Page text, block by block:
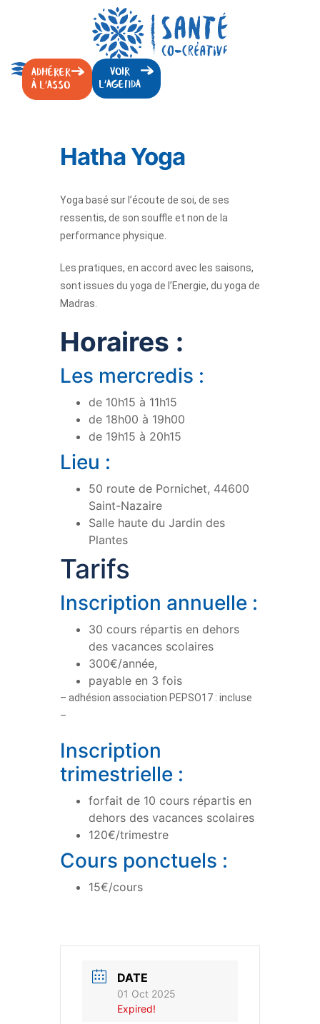
ADHÉRER
À L'ASSO
VOIR
L'AGENDA
Hatha Yoga
Yoga basé sur l’écoute de soi, de ses
ressentis, de son souffle et non de la
performance physique.
Les pratiques, en accord avec les saisons,
sont issues du yoga de l’Energie, du yoga de
Madras.
Horaires :
Les mercredis :
de 10h15 à 11h15
de 18h00 à 19h00
de 19h15 à 20h15
Lieu :
50 route de Pornichet, 44600
Saint-Nazaire
Salle haute du Jardin des
Plantes
Tarifs
Inscription annuelle :
30 cours répartis en dehors
des vacances scolaires
300€/année,
payable en 3 fois
– adhésion association PEPSO17 : incluse
–
Inscription
trimestrielle :
forfait de 10 cours répartis en
dehors des vacances scolaires
120€/trimestre
Cours ponctuels :
15€/cours
DATE
01 Oct 2025
Expired!